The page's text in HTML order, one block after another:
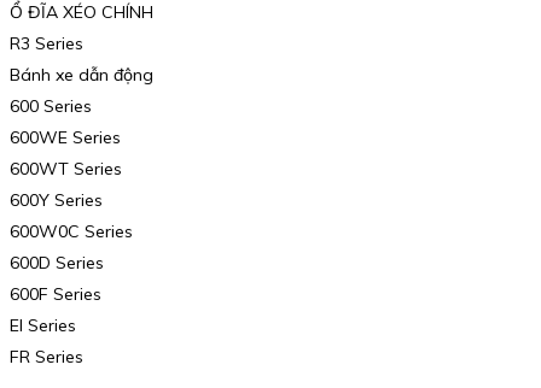
Ổ ĐĨA XÉO CHÍNH
R3 Series
Bánh xe dẫn động
600 Series
600WE Series
600WT Series
600Y Series
600W0C Series
600D Series
600F Series
El Series
FR Series